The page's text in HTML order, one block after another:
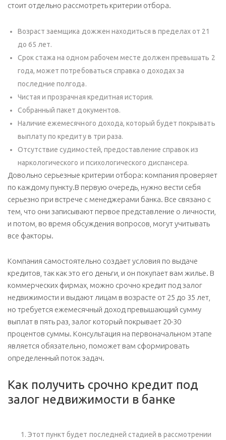
стоит отдельно рассмотреть критерии отбора.
Возраст заемщика дожжен находиться в пределах от 21
до 65 лет.
Срок стажа на одном рабочем месте должен превышать 2
года, может потребоваться справка о доходах за
последние полгода.
Чистая и прозрачная кредитная история.
Собранный пакет документов.
Наличие ежемесячного дохода, который будет покрывать
выплату по кредиту в три раза.
Отсутствие судимостей, предоставление справок из
наркологического и психологического диспансера.
Довольно серьезные критерии отбора: компания проверяет
по каждому пункту.В первую очередь, нужно вести себя
серьезно при встрече с менеджерами банка. Все связано с
тем, что они записывают первое представление о личности,
и потом, во время обсуждения вопросов, могут учитывать
все факторы.
Компания самостоятельно создает условия по выдаче
кредитов, так как это его деньги, и он покупает вам жилье. В
коммерческих фирмах, можно срочно кредит под залог
недвижимости и выдают лицам в возрасте от 25 до 35 лет,
но требуется ежемесячный доход превышающий сумму
выплат в пять раз, залог который покрывает 20-30
процентов суммы. Консультация на первоначальном этапе
является обязательно, поможет вам сформировать
определенный поток задач.
Как получить срочно кредит под
залог недвижимости в банке
Этот пункт будет последней стадией в рассмотрении